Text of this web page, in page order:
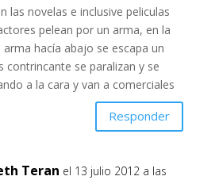
las novelas e inclusive peliculas
pelean por un arma, en la
arma hacía abajo se escapa un
contrincante se paralizan y se
a la cara y van a comerciales
Responder
Teran el 13 julio 2012 a las